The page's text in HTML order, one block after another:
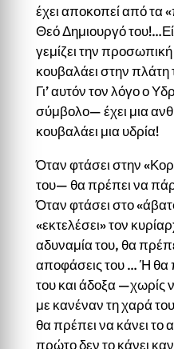
έχει αποκοπεί από τα
Θεό Δημιουργό
γεμίζει την
κουβαλάει στην πλάτη
Γι’ αυτόν τον λόγο ο
σύμβολο— έχει μια
κουβαλάει μια υδρία!
Όταν φτάσει στην
του— θα πρέπει να
Όταν φτάσει στο
«εκτελέσει» τον
αδυναμία του, θα
αποφάσεις του … Ή θα
του και άδοξα —χωρίς
με κανέναν τη χαρά
θα πρέπει να κάνει το
πρώτο δεν το κάνει